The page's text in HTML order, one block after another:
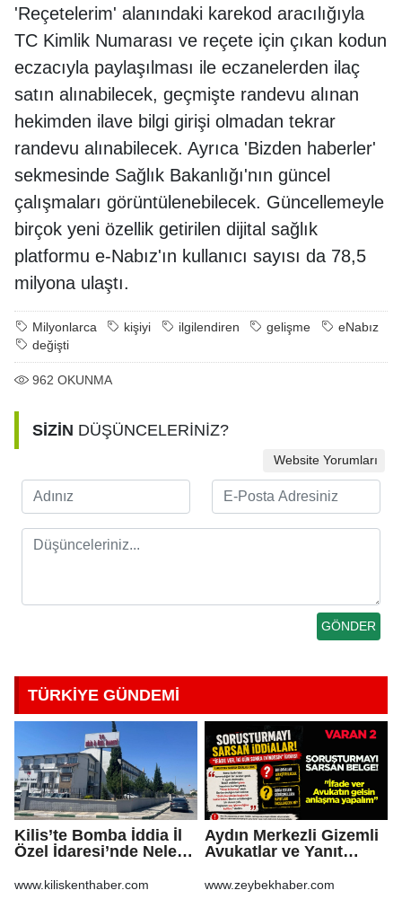
'Reçetelerim' alanındaki karekod aracılığıyla
TC Kimlik Numarası ve reçete için çıkan kodun
eczacıyla paylaşılması ile eczanelerden ilaç
satın alınabilecek, geçmişte randevu alınan
hekimden ilave bilgi girişi olmadan tekrar
randevu alınabilecek. Ayrıca 'Bizden haberler'
sekmesinde Sağlık Bakanlığı'nın güncel
çalışmaları görüntülenebilecek. Güncellemeyle
birçok yeni özellik getirilen dijital sağlık
platformu e-Nabız'ın kullanıcı sayısı da 78,5
milyona ulaştı.
Milyonlarca kişiyi ilgilendiren gelişme
eNabız
değişti
962 OKUNMA
SİZİN DÜŞÜNCELERİNİZ?
Website Yorumları
TÜRKİYE GÜNDEMİ
Kilis’te Bomba İddia İl
Özel İdaresi’nde Neler
www.kiliskenthaber.com
Aydın Merkezli Gizemli
Avukatlar ve Yanıt
www.zeybekhaber.com